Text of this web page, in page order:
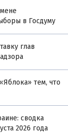
в Госдуму
глав
тем, что
сводка
2026 года